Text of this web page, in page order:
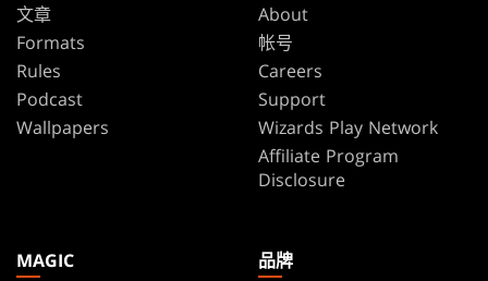
文章
Formats
Rules
Podcast
Wallpapers
About
帐号
Careers
Support
Wizards Play Network
Affiliate Program
Disclosure
MAGIC
品牌